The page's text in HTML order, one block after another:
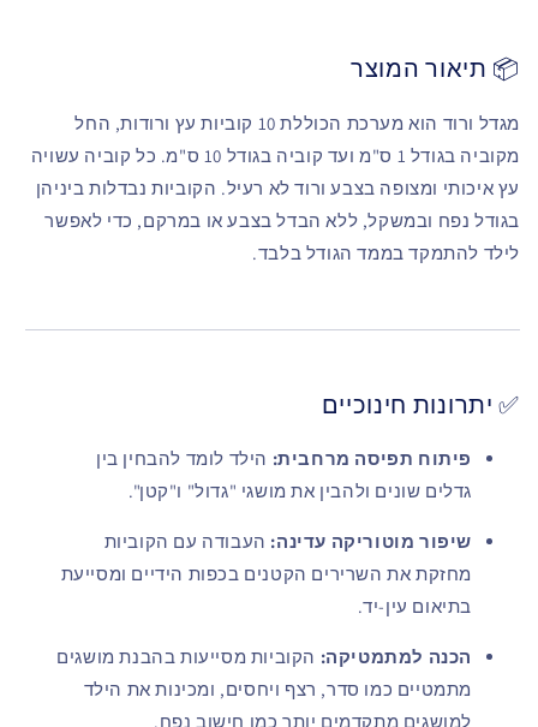
📦 תיאור המוצר
מגדל ורוד הוא מערכת הכוללת 10 קוביות עץ ורודות, החל
מקוביה בגודל 1 ס"מ ועד קוביה בגודל 10 ס"מ. כל קוביה עשויה
עץ איכותי ומצופה בצבע ורוד לא רעיל. הקוביות נבדלות ביניהן
בגודל נפח ובמשקל, ללא הבדל בצבע או במרקם, כדי לאפשר
לילד להתמקד בממד הגודל בלבד.
✅ יתרונות חינוכיים
פיתוח תפיסה מרחבית: הילד לומד להבחין בין
גדלים שונים ולהבין את מושגי "גדול" ו"קטן".
שיפור מוטוריקה עדינה: העבודה עם הקוביות
מחזקת את השרירים הקטנים בכפות הידיים ומסייעת
בתיאום עין-יד.
הכנה למתמטיקה: הקוביות מסייעות בהבנת מושגים
מתמטיים כמו סדר, רצף ויחסים, ומכינות את הילד
למושגים מתקדמים יותר כמו חישוב נפח.